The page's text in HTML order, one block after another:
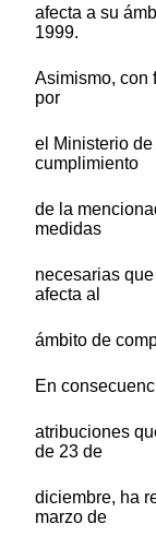
afecta a su
1999.
Asimismo, con
por
el Ministerio
cumplimiento
de la
medidas
necesarias
afecta al
ámbito de
En
atribuciones
de 23 de
diciembre, ha
marzo de